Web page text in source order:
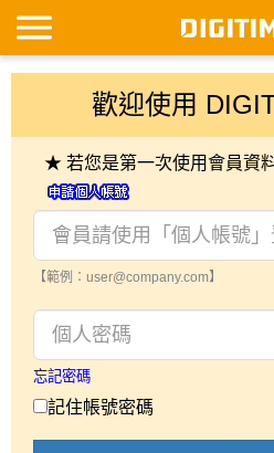
歡迎使用
★ 若您是第一次使用會員資
【範例：user@company.com】
忘記密碼
記住帳號密碼